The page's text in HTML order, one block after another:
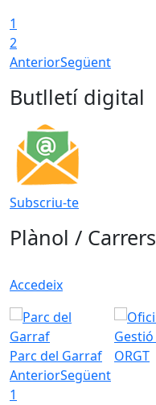
1
2
AnteriorSegüent
Butlletí digital
Subscriu-te
Plànol / Carrers
Accedeix
Parc del Garraf ORGT
AnteriorSegüent
1